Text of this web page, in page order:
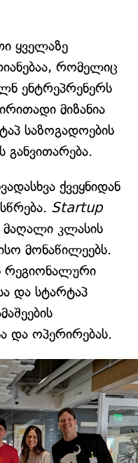
ყველაზე
რომელიც
ენტრეპრენერს
მიზანია
საზოგადოების
განვითარება.
ქვეყნიდან
Startup
მაღალი კლასის
მონაწილეებს.
რეგიონალური
და სტარტაპ
და ოპერირებას.